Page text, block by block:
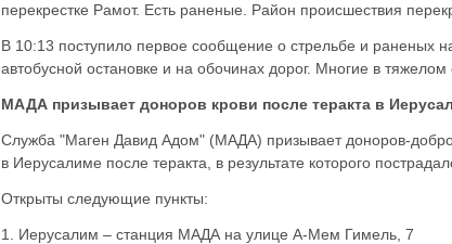
перекрестке Рамот. Есть раненые. Район происшествия
В 10:13 поступило первое сообщение о стрельбе и раненых
автобусной остановке и на обочинах дорог. Многие в тяжелом
МАДА призывает доноров крови после теракта в
Служба "Маген Давид Адом" (МАДА) призывает доноров-
в Иерусалиме после теракта, в результате которого
Открыты следующие пункты:
1. Иерусалим – станция МАДА на улице А-Мем Гимель, 7